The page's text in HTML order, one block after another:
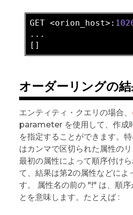
GET <orion_host>:
...
オーダーリングの
エンティティ・クエリの場合、
parameter を使用して、作成
を指定することができます。特
はカンマで区切られた属性の
最初の属性によって順序付け
て、結果は第2の属性などによ
す。 属性名の前の "!" は、順
とを意味します。たとえば :